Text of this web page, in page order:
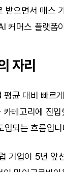
받으면서 매
커머스 플랫폼
자리
균 대비 빠르
테고리에 진
입되는 흐름입니
기업이 5년